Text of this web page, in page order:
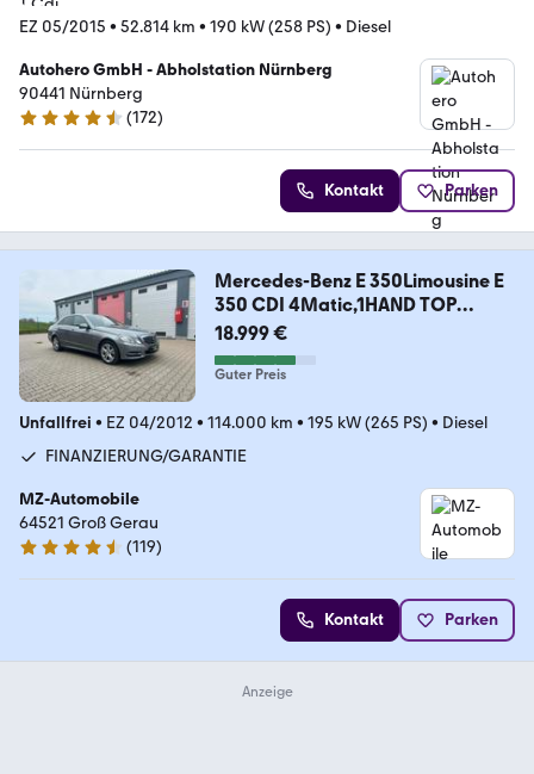
EZ 05/2015 • 52.814 km • 190 kW (258 PS) • Diesel
Autohero GmbH - Abholstation Nürnberg
90441 Nürnberg
4.5 Sterne
(172)
Kontakt Parken
Mercedes-Benz E 350Limousine E
350 CDI 4Matic,1HAND TOP
GEPFLE
18.999 €
Guter Preis
Unfallfrei • EZ 04/2012 • 114.000 km • 195 kW (265 PS) • Diesel
FINANZIERUNG/GARANTIE
MZ-Automobile
64521 Groß Gerau
4.6 Sterne
(119)
Kontakt Parken